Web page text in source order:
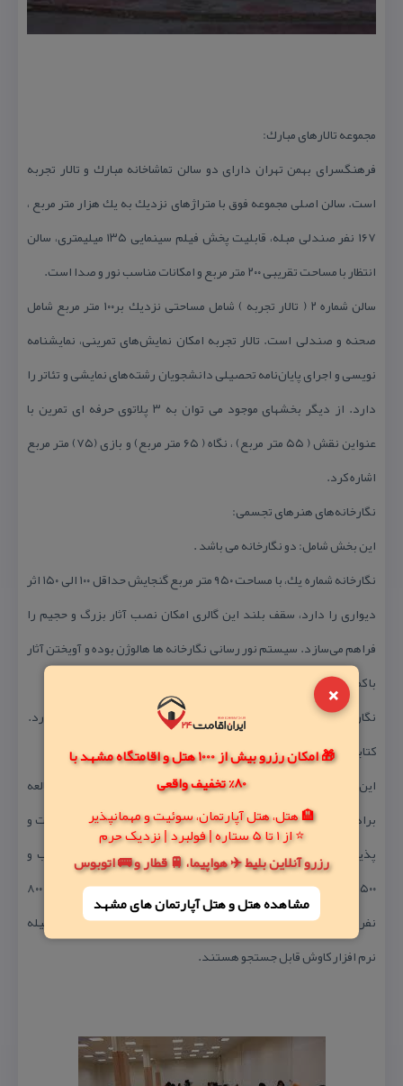
×
🎁 امکان رزرو بیش از 1000 هتل و اقامتگاه مشهد با
80% تخفیف واقعی
🏨 هتل، هتل آپارتمان، سوئیت و مهمانپذیر
⭐ از 1 تا 5 ستاره | فولبرد | نزدیک حرم
رزرو آنلاین بلیط ✈️ هواپیما، 🚆 قطار و 🚌 اتوبوس
مشاهده هتل و هتل‌ آپارتمان های مشهد
مجموعه تالارهای مبارك:
فرهنگسرای بهمن تهران دارای دو سالن تماشاخانه مبارك و تالار تجربه
است. سالن اصلی مجموعه فوق با متراژهای نزدیك به یك هزار متر مربع ،
۱۶۷ نفر صندلی مبله، قابلیت پخش فیلم سینمایی ۱۳۵ میلیمتری، سالن
انتظار با مساحت تقریبی ۲۰۰ متر مربع و امكانات مناسب نور و صدا است.
سالن شماره ۲ ( تالار تجربه ) شامل مساحتی نزدیك بر۱۰۰ متر مربع شامل
صحنه و صندلی است. تالار تجربه امكان نمایش‌های تمرینی، نمایشنامه
نویسی و اجرای پایان‌نامه تحصیلی دانشجویان رشته‌های نمایشی و تئاتر را
دارد. از دیگر بخشهای موجود می توان به ۳ پلاتوی حرفه ای تمرین با
عنواین نقش ( ۵۵ متر مربع) ، نگاه ( ۶۵ متر مربع) و بازی (۷۵) متر مربع
اشاره كرد.
نگارخانه‌های هنرهای تجسمی:
این بخش شامل: دو نگارخانه می باشد .
نگارخانه شماره یك، با مساحت ۹۵۰ متر مربع گنجایش حداقل ۱۰۰ الی ۱۵۰ اثر
دیواری را دارد، سقف بلند این گالری امكان نصب آثار بزرگ و حجیم را
فراهم می‌سازد. سیستم نور رسانی نگارخانه ها هالوژن بوده و آویختن آثار
با كمك ریلو زنجیر صورت می‌گیرد.
نگارخانه شماره دو، با مساحت ۶۷۸ مترمربع گنجایش ۸۰ الی ۱۳۰ اثر را دارد.
كتابخانه شهید فهمیده :
این كتابخانه در فضایی بالغ بر ۱۴۰۰ متر مربع شامل: مخزن، سالن‌های مطالعه
برادران و خواهران، كتابخانه كودك، بخش خدمات فنی و محل استراحت و
پذیرایی اعضاء و كاركنان است. همچنین دارای ۳۵ هزار جلد كتاب و
۲۵۰۰جلد كتاب مرجع است. ظرفیت سالن‌های این كتابخانه در مجموع ۸۰۰
نفر است. سیستم كتابخانه به صورت دی، یو ، ای بوده و كتاب‌ها به‌وسیله
نرم افزار كاوش قابل جستجو هستند.